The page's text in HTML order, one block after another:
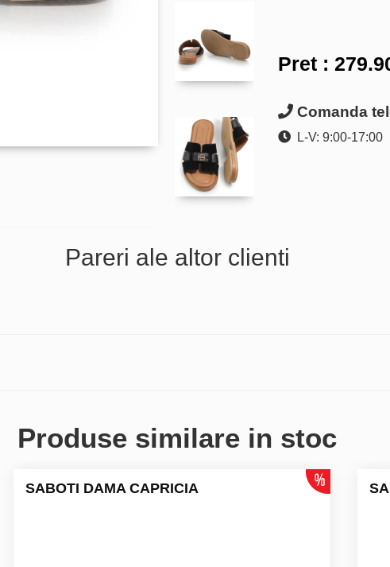
Pret :
Comanda
L-V: 9:00-17:00
Pareri ale altor clienti
Produse similare in stoc
SABOTI DAMA CAPRICIA